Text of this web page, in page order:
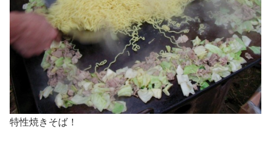
特性焼きそば！